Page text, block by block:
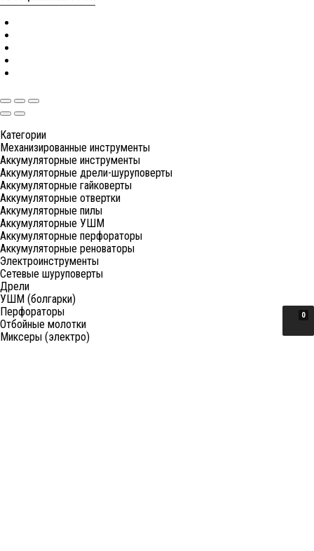
0
Категории
Механизированные инструменты
Аккумуляторные инструменты
Аккумуляторные дрели-шуруповерты
Аккумуляторные гайковерты
Аккумуляторные отвертки
Аккумуляторные пилы
Аккумуляторные УШМ
Аккумуляторные перфораторы
Аккумуляторные реноваторы
Электроинструменты
Сетевые шуруповерты
Дрели
УШМ (болгарки)
Перфораторы
Отбойные молотки
Миксеры (электро)